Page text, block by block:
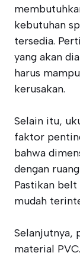
kebutuhan
tersedia.
yang akan
harus
kerusakan.
Selain itu,
faktor
bahwa
dengan
Pastikan
mudah
Selanjutnya,
material